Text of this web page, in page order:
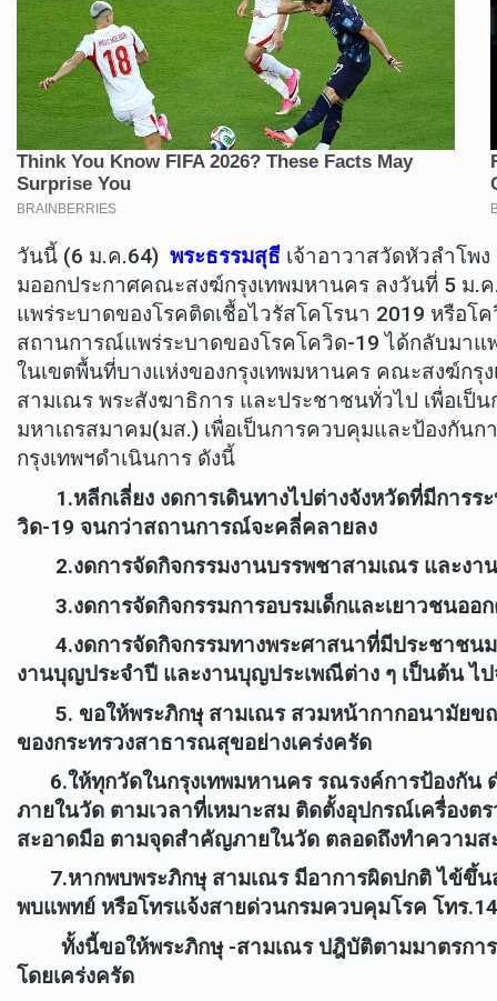
วันนี้ (6 ม.ค.64) พระธรรมสุธี เจ้าอาวาสวัดหัวลำโพ
มออกประกาศคณะสงฆ์กรุงเทพมหานคร ลงวันที่ 5 ม.
แพร่ระบาดของโรคติดเชื้อไวรัสโคโรนา 2019 หรือโ
สถานการณ์แพร่ระบาดของโรคโควิด-19 ได้กลับมาแ
ในเขตพื้นที่บางแห่งของกรุงเทพมหานคร คณะสงฆ์กรุ
สามเณร พระสังฆาธิการ และประชาชนทั่วไป เพื่อเ
มหาเถรสมาคม(มส.) เพื่อเป็นการควบคุมและป้องกัน
กรุงเทพฯดำเนินการ ดังนี้
1.หลีกเลี่ยง งดการเดินทางไปต่างจังหวัดที่มีการร
วิด-19 จนกว่าสถานการณ์จะคลี่คลายลง
2.งดการจัดกิจกรรมงานบรรพชาสามเณร และงา
3.งดการจัดกิจกรรมการอบรมเด็กและเยาวชนออ
4.งดการจัดกิจกรรมทางพระศาสนาที่มีประชาชนม
งานบุญประจำปี และงานบุญประเพณีต่าง ๆ เป็นต้น ไ
5. ขอให้พระภิกษุ สามเณร สวมหน้ากากอนามัยข
ของกระทรวงสาธารณสุขอย่างเคร่งครัด
6.ให้ทุกวัดในกรุงเทพมหานคร รณรงค์การป้องกัน
ภายในวัด ตามเวลาที่เหมาะสม ติดตั้งอุปกรณ์เครื่อง
สะอาดมือ ตามจุดสำคัญภายในวัด ตลอดถึงทำความส
7.หากพบพระภิกษุ สามเณร มีอาการผิดปกติ ไข้ขึ้นสู
พบแพทย์ หรือโทรแจ้งสายด่วนกรมควบคุมโรค โทร
ทั้งนี้ขอให้พระภิกษุ -สามเณร ปฎิบัติตามมาตรก
โดยเคร่งครัด